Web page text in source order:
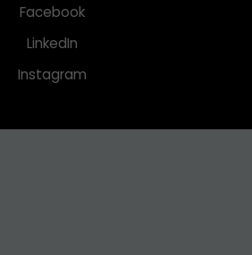
Facebook
LinkedIn
Instagram